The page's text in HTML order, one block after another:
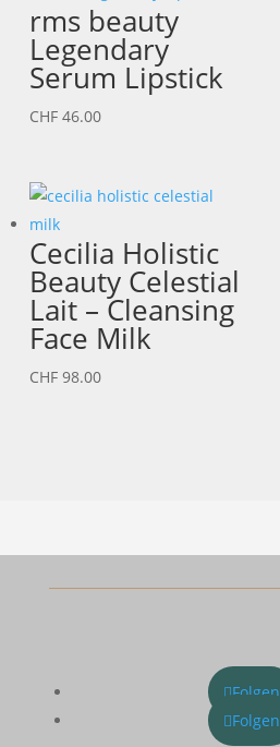
rms beauty
Legendary
Serum Lipstick
CHF 46.00
Cecilia Holistic
Beauty Celestial
Lait – Cleansing
Face Milk
CHF 98.00
Folgen
Folgen